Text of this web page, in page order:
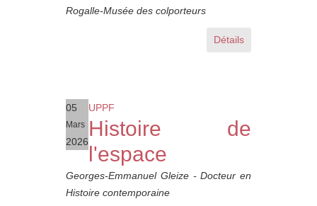
Rogalle-Musée des colporteurs
Détails
05
Mars
2026
UPPF
Histoire de
l'espace
Georges-Emmanuel Gleize - Docteur en
Histoire contemporaine